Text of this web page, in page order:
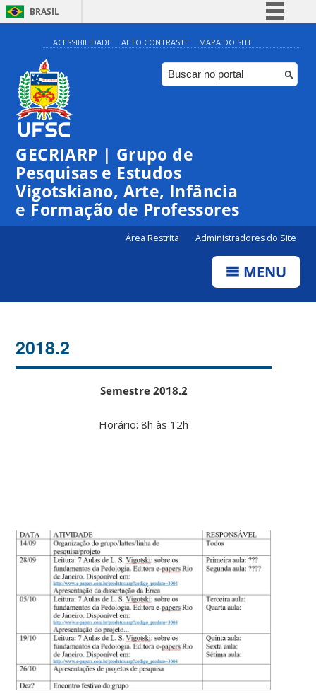
BRASIL
Simplifique!
Comunica BR
Participe
ACESSIBILIDADE ALTO CONTRASTE MAPA DO SITE
GECRIARP | Grupo de
Pesquisas e Estudos
Vigotskiano, Arte, Infância
e Formação de Professores
Área Restrita Administradores do Site
MENU
2018.2
Semestre 2018.2
Horário: 8h às 12h